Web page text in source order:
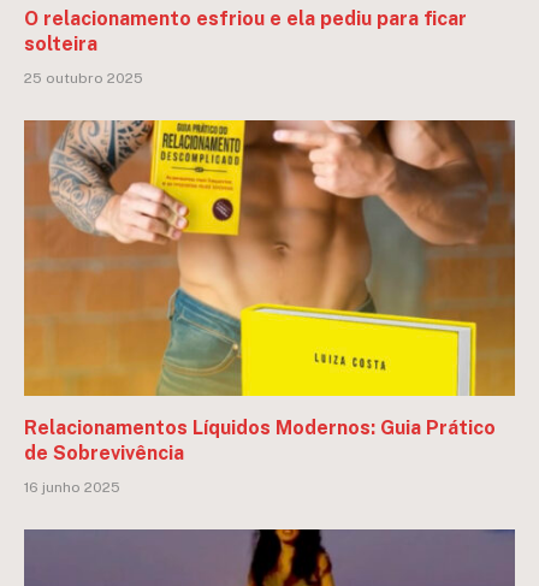
O relacionamento esfriou e ela pediu para ficar
solteira
25 outubro 2025
Relacionamentos Líquidos Modernos: Guia Prático
de Sobrevivência
16 junho 2025